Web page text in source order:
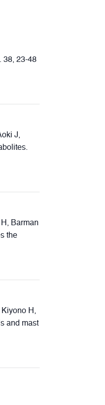
38, 23-48
J,
Barman
the
Kiyono H,
and mast